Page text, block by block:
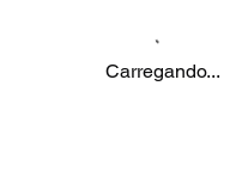
Carregando...